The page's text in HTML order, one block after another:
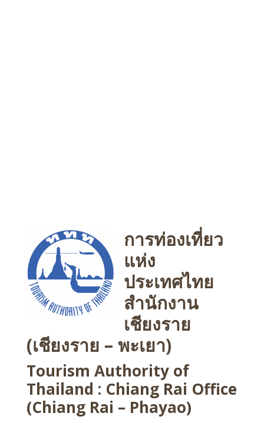
การท่องเที่ยว
แห่ง
ประเทศไทย
สำนักงาน
เชียงราย
(เชียงราย – พะเยา)
Tourism Authority of
Thailand : Chiang Rai Office
(Chiang Rai – Phayao)